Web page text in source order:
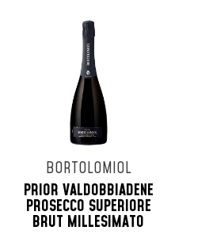
BORTOLOMIOL
PRIOR VALDOBBIADENE
PROSECCO SUPERIORE
BRUT MILLESIMATO